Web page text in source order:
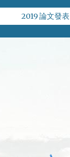
2019 論文發表